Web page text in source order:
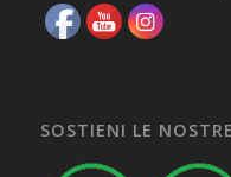
SOSTIENI LE